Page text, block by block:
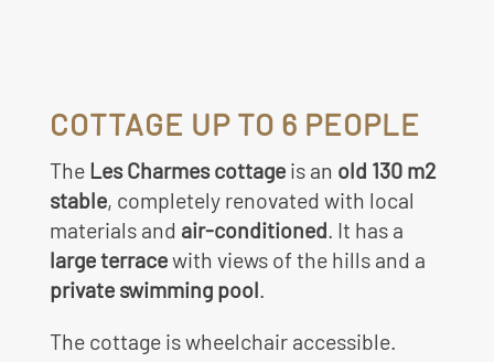
COTTAGE UP TO 6 PEOPLE
The Les Charmes cottageis an old 130 m2
stable, completely renovated with local
materials and air-conditioned. It has a
large terracewith views of the hills and a
private swimming pool.
The cottage is wheelchair accessible.